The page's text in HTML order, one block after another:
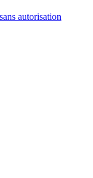
autorisation